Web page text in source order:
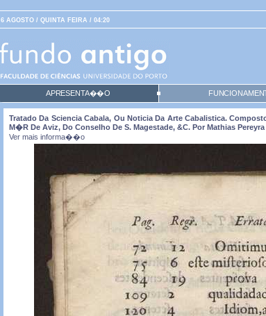
6 AGOSTO / QUINTA FEIRA / 04:20
APRESENTA��O
Tratado Da Sciencia Cabala, Ou Noticia Da Arte Cabalistica.
M�r De Aviz, Do Conselho De S. Magestade, &c. Por Mathias Pereyra
Ver mais informa��o